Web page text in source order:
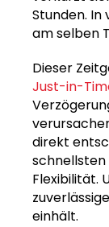
Stunden. In
am selben
Dieser
Just-in-
direkt
Flexibilität.
einhält.